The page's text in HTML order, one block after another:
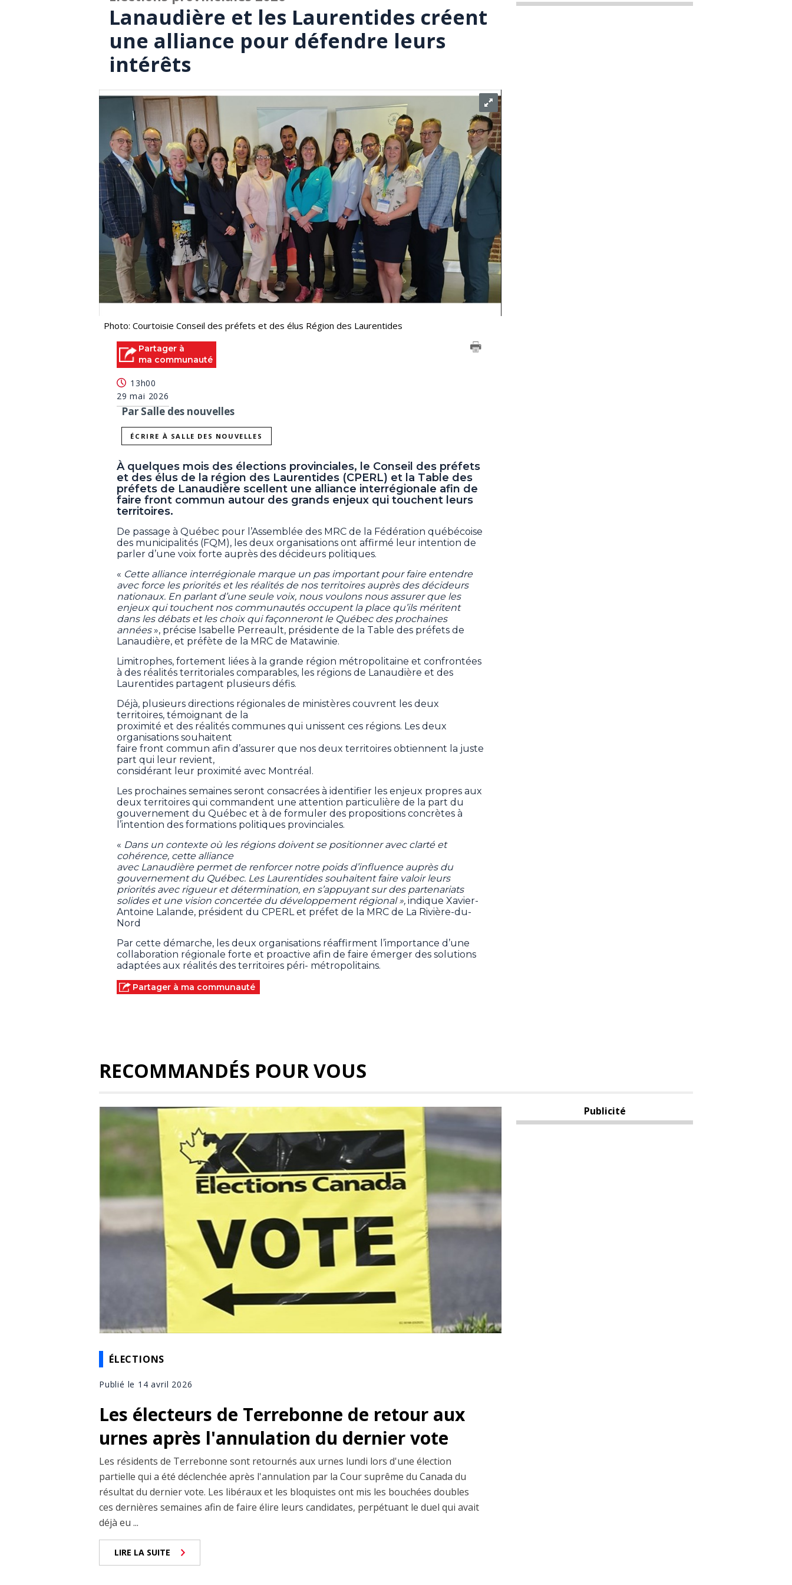
Lanaudière et les Laurentides créent
une alliance pour défendre leurs
intérêts
Photo: Courtoisie Conseil des préfets et des élus Région des Laurentides
Partager à
ma communauté
13h00
29 mai 2026
Par Salle des nouvelles
ÉCRIRE À SALLE DES NOUVELLES
À quelques mois des élections provinciales, le Conseil des préfets
et des élus de la région des Laurentides (CPERL) et la Table des
préfets de Lanaudière scellent une alliance interrégionale afin de
faire front commun autour des grands enjeux qui touchent leurs
territoires.
De passage à Québec pour l’Assemblée des MRC de la Fédération québécoise
des municipalités (FQM), les deux organisations ont affirmé leur intention de
parler d’une voix forte auprès des décideurs politiques.
« Cette alliance interrégionale marque un pas important pour faire entendre
avec force les priorités et les réalités de nos territoires auprès des décideurs
nationaux. En parlant d’une seule voix, nous voulons nous assurer que les
enjeux qui touchent nos communautés occupent la place qu’ils méritent
dans les débats et les choix qui façonneront le Québec des prochaines
années», précise Isabelle Perreault, présidente de la Table des préfets de
Lanaudière, et préfète de la MRC de Matawinie.
Limitrophes, fortement liées à la grande région métropolitaine et confrontées
à des réalités territoriales comparables, les régions de Lanaudière et des
Laurentides partagent plusieurs défis.
Déjà, plusieurs directions régionales de ministères couvrent les deux
territoires, témoignant de la
proximité et des réalités communes qui unissent ces régions. Les deux
organisations souhaitent
faire front commun afin d’assurer que nos deux territoires obtiennent la juste
part qui leur revient,
considérant leur proximité avec Montréal.
Les prochaines semaines seront consacrées à identifier les enjeux propres aux
deux territoires qui commandent une attention particulière de la part du
gouvernement du Québec et à de formuler des propositions concrètes à
l’intention des formations politiques provinciales.
« Dans un contexte où les régions doivent se positionner avec clarté et
cohérence, cette alliance
avec Lanaudière permet de renforcer notre poids d’influence auprès du
gouvernement du Québec. Les Laurentides souhaitent faire valoir leurs
priorités avec rigueur et détermination, en s’appuyant sur des partenariats
solides et une vision concertée du développement régional », indique Xavier-
Antoine Lalande, président du CPERL et préfet de la MRC de La Rivière-du-
Nord
Par cette démarche, les deux organisations réaffirment l’importance d’une
collaboration régionale forte et proactive afin de faire émerger des solutions
adaptées aux réalités des territoires péri- métropolitains.
Partager à ma communauté
RECOMMANDÉS POUR VOUS
ÉLECTIONS
Publié le 14 avril 2026
Les électeurs de Terrebonne de retour aux
urnes après l'annulation du dernier vote
Les résidents de Terrebonne sont retournés aux urnes lundi lors d'une élection
partielle qui a été déclenchée après l'annulation par la Cour suprême du Canada du
résultat du dernier vote. Les libéraux et les bloquistes ont mis les bouchées doubles
ces dernières semaines afin de faire élire leurs candidates, perpétuant le duel qui avait
déjà eu ...
LIRE LA SUITE
Publicité